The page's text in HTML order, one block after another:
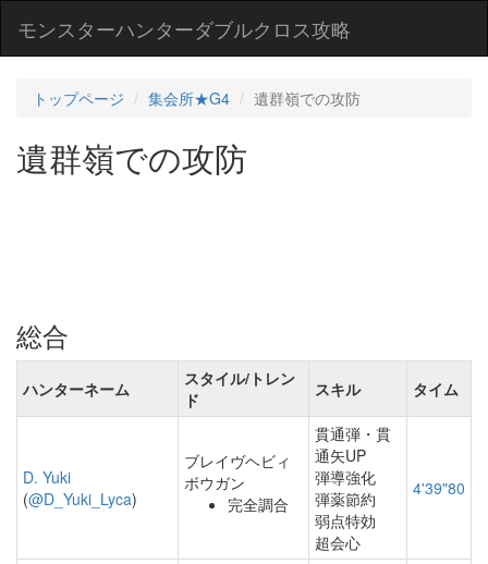
モンスターハンターダブルクロス攻略
トップページ 集会所★G4 遺群嶺での攻防
遺群嶺での攻防
総合
ハンターネーム
スタイル/トレン
ド
スキル タイム
D. Yuki
(@D_Yuki_Lyca)
ブレイヴヘビィ
ボウガン
完全調合
貫通弾・貫
通矢UP
弾導強化
弾薬節約
弱点特効
超会心
4'39"80